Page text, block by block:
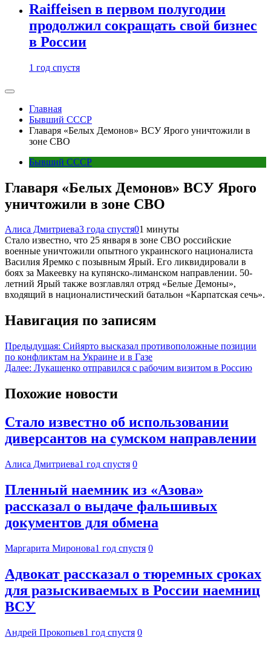
Raiffeisen в первом полугодии
продолжил сокращать свой бизнес
в России
1 год спустя
Главная
Бывший СССР
Главаря «Белых Демонов» ВСУ Ярого уничтожили в
зоне СВО
Бывший СССР
Главаря «Белых Демонов» ВСУ Ярого
уничтожили в зоне СВО
Алиса Дмитриева3 года спустя01 минуты
Стало известно, что 25 января в зоне СВО российские
военные уничтожили опытного украинского националиста
Василия Яремко с позывным Ярый. Его ликвидировали в
боях за Макеевку на купянско-лиманском направлении. 50-
летний Ярый также возглавлял отряд «Белые Демоны»,
входящий в националистический батальон «Карпатская сечь».
Навигация по записям
Предыдущая: Сийярто высказал противоположные позиции
по конфликтам на Украине и в Газе
Далее: Лукашенко отправился с рабочим визитом в Россию
Похожие новости
Стало известно об использовании
диверсантов на сумском направлении
Алиса Дмитриева1 год спустя 0
Пленный наемник из «Азова»
рассказал о выдаче фальшивых
документов для обмена
Маргарита Миронова1 год спустя 0
Адвокат рассказал о тюремных сроках
для разыскиваемых в России наемниц
ВСУ
Андрей Прокопьев1 год спустя 0